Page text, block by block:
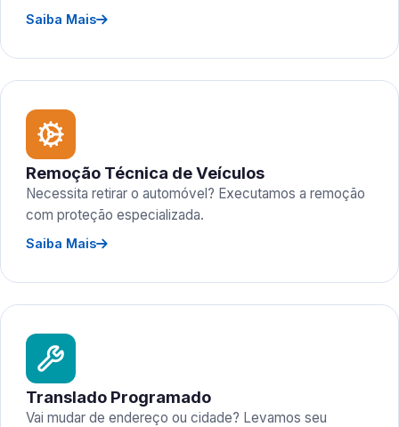
Saiba Mais
Remoção Técnica de Veículos
Necessita retirar o automóvel? Executamos a remoção
com proteção especializada.
Saiba Mais
Translado Programado
Vai mudar de endereço ou cidade? Levamos seu